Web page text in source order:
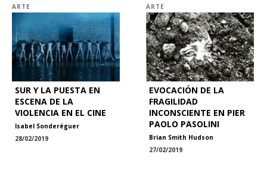
ARTE
SUR Y LA PUESTA EN
ESCENA DE LA
VIOLENCIA EN EL CINE
Isabel Sonderéguer
28/02/2019
ARTE
EVOCACIÓN DE LA
FRAGILIDAD
INCONSCIENTE EN PIER
PAOLO PASOLINI
Brian Smith Hudson
27/02/2019